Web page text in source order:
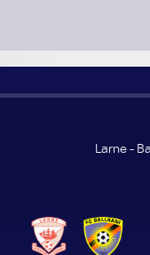
Larne -